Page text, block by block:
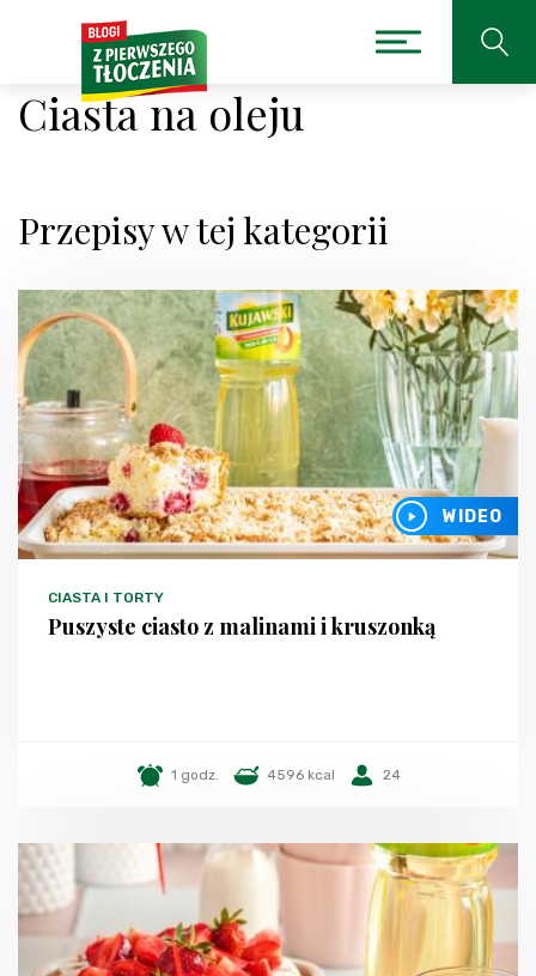
Ciasta na oleju
Przepisy w tej kategorii
WIDEO
CIASTA I TORTY
Puszyste ciasto z malinami i kruszonką
1 godz. 4596 kcal 24